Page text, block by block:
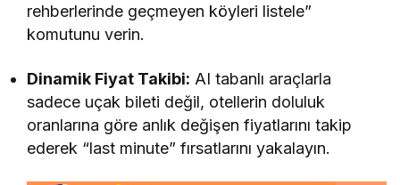
rehberlerinde geçmeyen köyleri listele”
komutunu verin.
Dinamik Fiyat Takibi: AI tabanlı araçlarla
sadece uçak bileti değil, otellerin doluluk
oranlarına göre anlık değişen fiyatlarını takip
ederek “last minute” fırsatlarını yakalayın.